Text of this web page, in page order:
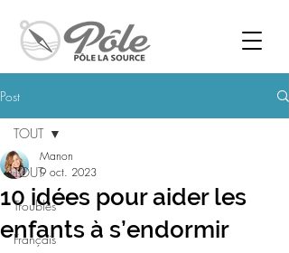
Post
TOUT
Troubles
Français
TOUT
10 idées pour aider les
enfants à s’endormir
Manon
9 oct. 2023